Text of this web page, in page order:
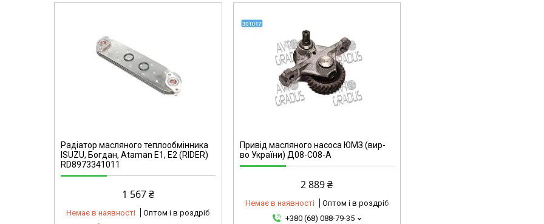
Радіатор масляного теплообмінника
ISUZU, Богдан, Ataman Е1, Е2 (RIDER)
RD8973341011
1 567 ₴
Немає в наявності
Оптом і в роздріб
Привід масляного насоса ЮМЗ (вир-
во України) Д08-С08-А
2 889 ₴
Немає в наявності
Оптом і в роздріб
+380 (68) 088-79-35